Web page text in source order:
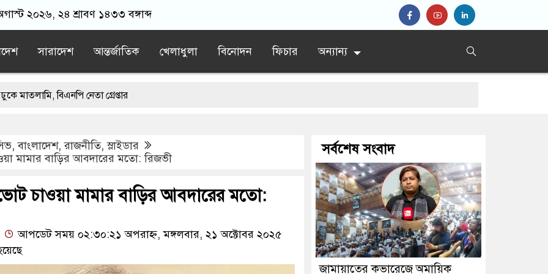
২০২৬, ২৪ শ্রাবণ ১৪৩৩ বঙ্গাব্দ
সারাদেশ আন্তর্জাতিক খেলাধুলা বিনোদন ফিচার অন্যান্য
বিএনপি নেতা গ্রেপ্তার
মুসলিম দেশগুলোকে তাদের বিরুদ্ধে ঐক্যবদ্ধ হতে হবে: পাকিস্তানের প্রতিরক্ষামন্ত্রী
কারো পৈতৃক সম্পত্তি নয়: ইশরাক হোসেন
,বাংলাদেশ,রাজনীতি,স্লাইডার
মামার বাড়ির আবদারের মতো: রিজভী
চাওয়া মামার বাড়ির আবদারের মতো:
আপডেট সময় ০২:৩০:২১ অপরাহ্ন, মঙ্গলবার, ২১ অক্টোবর ২০২৫
সর্বশেষ সংবাদ
জামায়াতের কভারেজে অমায়িক